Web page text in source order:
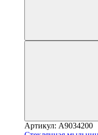
Артикул: A9034200